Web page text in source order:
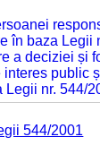
în baza Legii
a deciziei și
public
Legii nr. 544/
544/2001